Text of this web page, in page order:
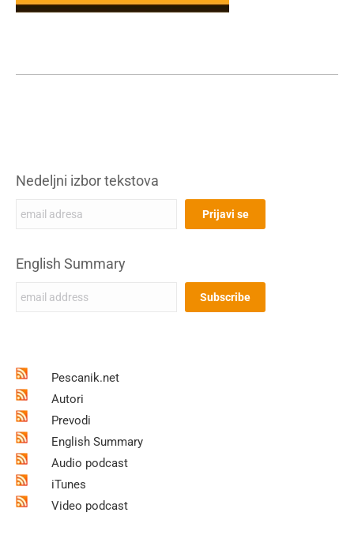
Nedeljni izbor tekstova
English Summary
Pescanik.net
Autori
Prevodi
English Summary
Audio podcast
iTunes
Video podcast